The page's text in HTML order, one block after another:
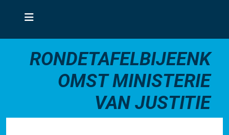
RONDETAFELBIJEENK
OMST MINISTERIE
VAN JUSTITIE